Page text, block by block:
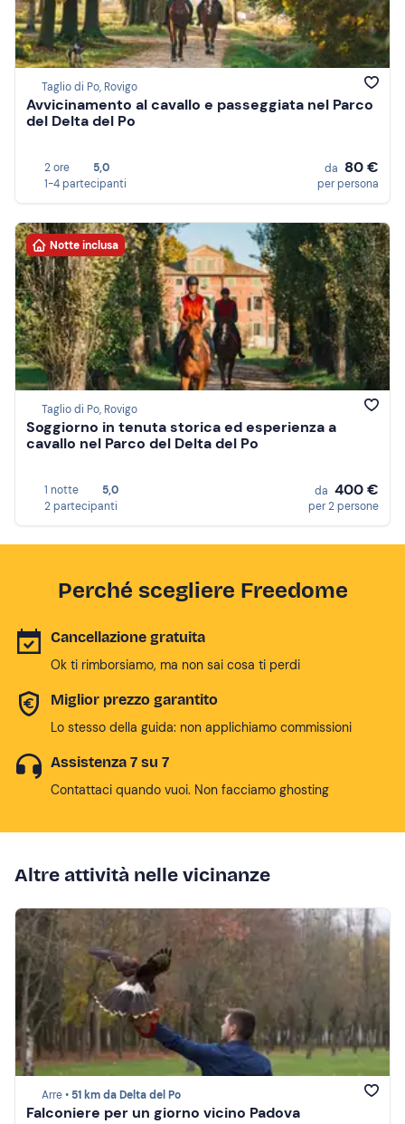
Taglio di Po, Rovigo
Avvicinamento al cavallo e passeggiata nel Parco
del Delta del Po
2 ore
5,0
1-4 partecipanti
da 80 €
per persona
Notte inclusa
Taglio di Po, Rovigo
Soggiorno in tenuta storica ed esperienza a
cavallo nel Parco del Delta del Po
1 notte
5,0
2 partecipanti
da 400 €
per 2 persone
Perché scegliere Freedome
Cancellazione gratuita
Ok ti rimborsiamo, ma non sai cosa ti perdi
Miglior prezzo garantito
Lo stesso della guida: non applichiamo commissioni
Assistenza 7 su 7
Contattaci quando vuoi. Non facciamo ghosting
Altre attività nelle vicinanze
Arre • 51 km da Delta del Po
Falconiere per un giorno vicino Padova